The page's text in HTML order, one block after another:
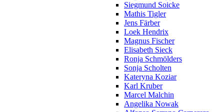
Siegmund Soicke
Mathis Tigler
Jens Färber
Loek Hendrix
Magnus Fischer
Elisabeth Sieck
Ronja Schmölders
Sonja Scholten
Kateryna Koziar
Karl Kruber
Marcel Malchin
Angelika Nowak